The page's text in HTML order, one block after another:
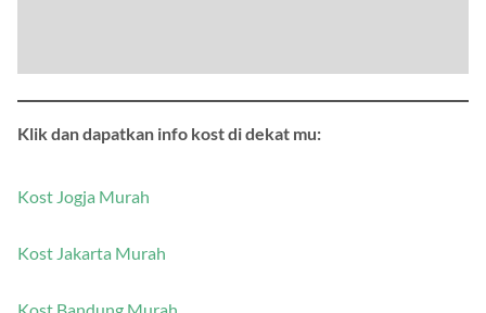
Klik dan dapatkan info kost di dekat mu:
Kost Jogja Murah
Kost Jakarta Murah